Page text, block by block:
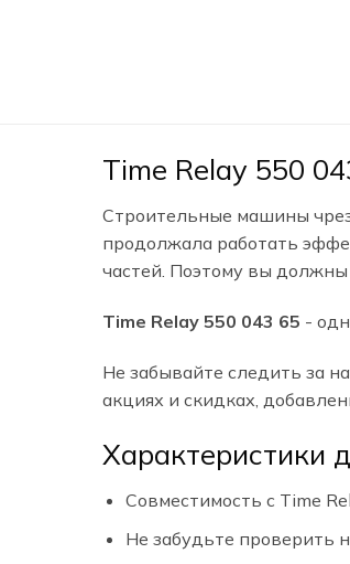
Time Relay 550
Строительные машины
продолжала работать
частей. Поэтому вы должны
Time Relay 550 043 65 -
Не забывайте следить за
акциях и скидках,
Характеристики
Совместимость с Time
Не забудьте проверить